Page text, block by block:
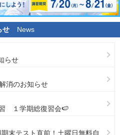
せ News
らせ
消のお知らせ
１学期総復習会🍉
末テスト直前！土曜日無料自